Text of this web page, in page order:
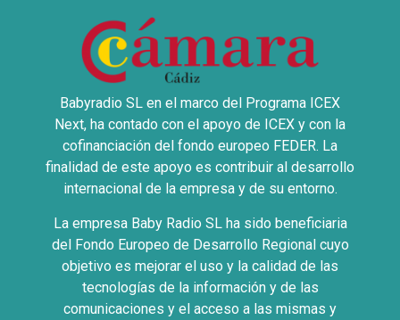
Babyradio SL en el marco del Programa ICEX
Next, ha contado con el apoyo de ICEX y con la
cofinanciación del fondo europeo FEDER. La
finalidad de este apoyo es contribuir al desarrollo
internacional de la empresa y de su entorno.
La empresa Baby Radio SL ha sido beneficiaria
del Fondo Europeo de Desarrollo Regional cuyo
objetivo es mejorar el uso y la calidad de las
tecnologías de la información y de las
comunicaciones y el acceso a las mismas y